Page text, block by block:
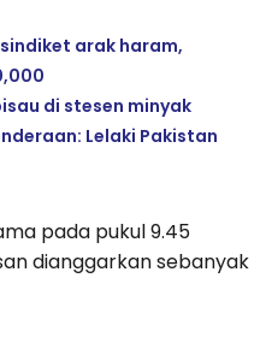
arak haram,
di stesen minyak
Lelaki Pakistan
pada pukul 9.45
dianggarkan sebanyak